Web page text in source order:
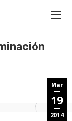
Mar
19
2014